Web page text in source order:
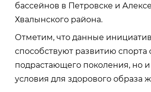
бассейнов в Петровске и
Хвалынского района.
Отметим, что данные
способствуют развитию спорта
подрастающего поколения, но
условия для здорового образа